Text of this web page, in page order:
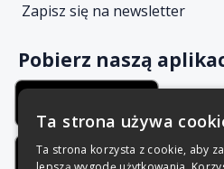
Zapisz się na newsletter
Pobierz naszą
Ta strona używa
Ta strona korzysta z cookie, aby